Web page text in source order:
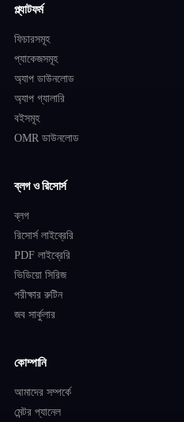
প্ল্যাটফর্ম
ফিচারসমূহ
প্যাকেজসমূহ
অ্যাপ ডাউনলোড
অ্যাপ গ্যালারি
বইসমূহ
OMR ডাউনলোড
ব্লগ ও রিসোর্স
ব্লগ
রিসোর্স লাইব্রেরি
PDF লাইব্রেরি
ভিডিয়ো সিরিজ
পরীক্ষার রুটিন
জব সার্কুলার
কোম্পানি
আমাদের সম্পর্কে
মেন্টর প্যানেল